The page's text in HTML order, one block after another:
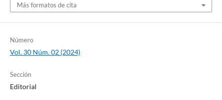
Más formatos de cita
Número
Vol. 30 Núm. 02 (2024)
Sección
Editorial